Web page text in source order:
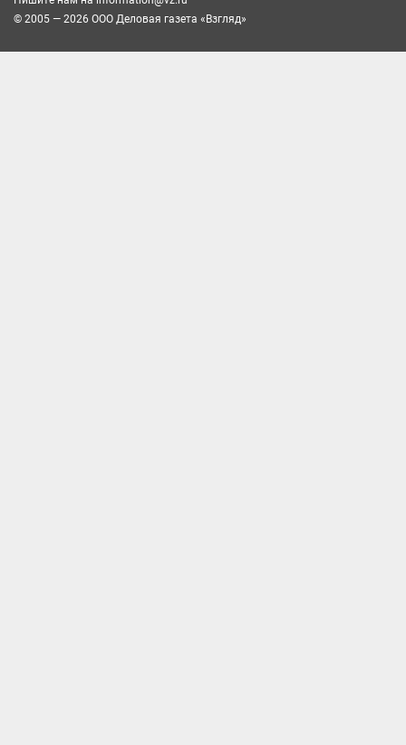
© 2005 — 2026 ООО Деловая газета «Взгляд»